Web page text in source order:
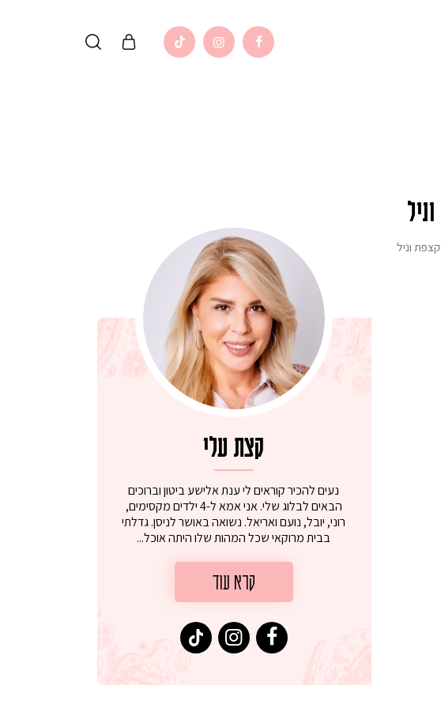
קצת עלי
נעים להכיר קוראים לי ענת אלישע ביטון וברוכים
הבאים לבלוג שלי. אני אמא ל-4 ילדים מקסימים,
רוני, יובל, נועם ואריאל. נשואה באושר לניסן. גדלתי
בבית מרוקאי שכל המהות שלו היתה אוכל...
קרא עוד